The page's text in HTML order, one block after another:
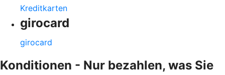
Kreditkarten
girocard
girocard
Konditionen - Nur bezahlen, was Sie